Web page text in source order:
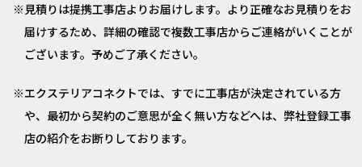
見積りは提携工事店よりお届けします。より正確なお見積りをお
届けするため、詳細の確認で複数工事店からご連絡がいくことが
ございます。予めご了承ください。
エクステリアコネクトでは、すでに工事店が決定されている方
や、最初から契約のご意思が全く無い方などへは、弊社登録工事
店の紹介をお断りしております。